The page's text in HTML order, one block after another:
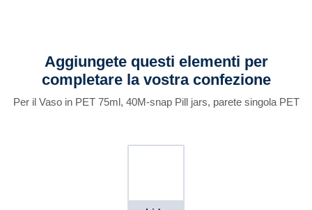
Aggiungete questi elementi per
completare la vostra confezione
Per il Vaso in PET 75ml, 40M-snap Pill jars, parete singola PET